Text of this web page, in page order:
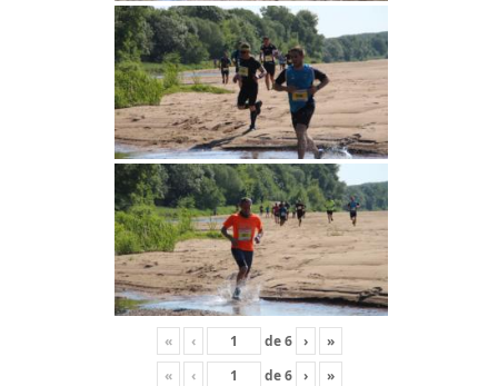
« ‹ de6 ›
»
«
‹ de6 › »